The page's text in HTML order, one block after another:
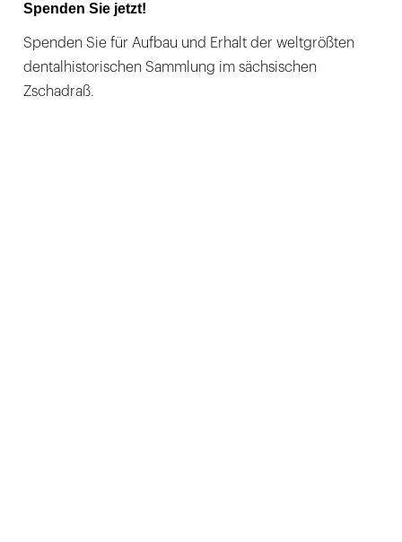
Spenden Sie jetzt!
Spenden Sie für Aufbau und Erhalt der weltgrößten
dentalhistorischen Sammlung im sächsischen
Zschadraß.